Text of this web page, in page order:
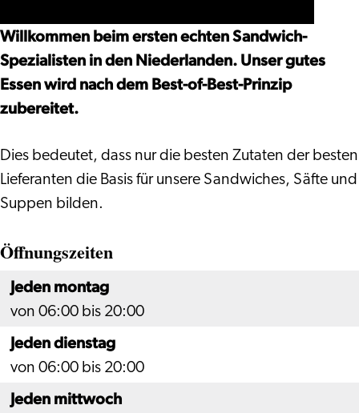
&
Sons
&
Sons
Willkommen beim ersten echten Sandwich-
Spezialisten in den Niederlanden. Unser gutes
Essen wird nach dem Best-of-Best-Prinzip
zubereitet.
Dies bedeutet, dass nur die besten Zutaten der besten
Lieferanten die Basis für unsere Sandwiches, Säfte und
Suppen bilden.
Öffnungszeiten
Jeden montag
von 06:00 bis 20:00
Jeden dienstag
von 06:00 bis 20:00
Jeden mittwoch